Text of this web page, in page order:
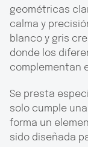
geométricas
calma y
blanco y gris
donde los
complementan
Se presta
solo cumple
forma un
sido diseñada